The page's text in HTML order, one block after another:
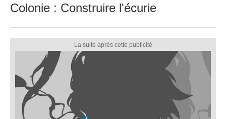
Colonie : Construire l'écurie